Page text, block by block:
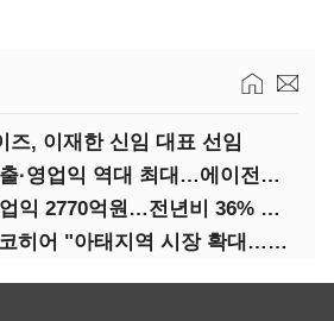
즈, 이재한 신임 대표 선임
카카오, 2분기 매출·영업익 역대 최대…에이전트 AI 수익화 관건
카카오, 2분기 영업익 2770억원…전년비 36% 증가
'소버린 AI' 지원 코히어 "아태지역 시장 확대…한국·일본 법인 설립"